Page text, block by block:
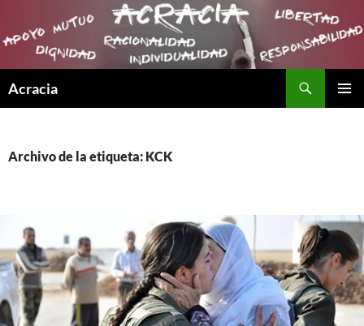
Acracia
Archivo de la etiqueta: KCK